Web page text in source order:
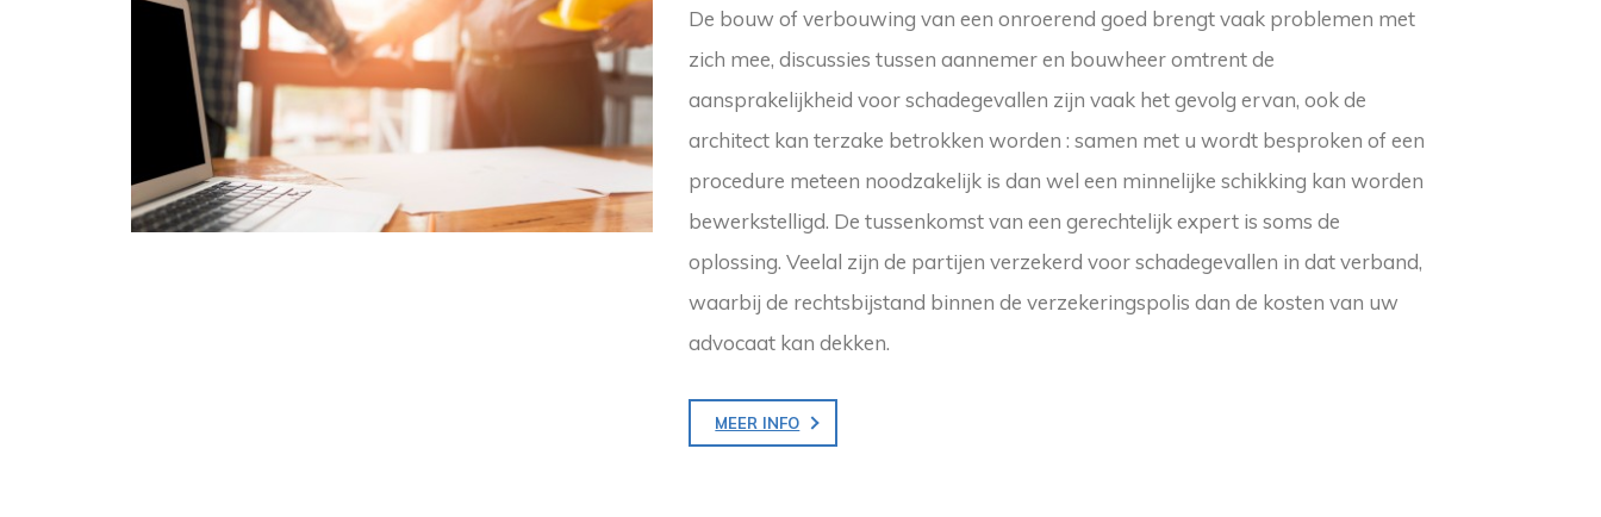
De bouw of verbouwing van een onroerend goed brengt vaak problemen met
zich mee, discussies tussen aannemer en bouwheer omtrent de
aansprakelijkheid voor schadegevallen zijn vaak het gevolg ervan, ook de
architect kan terzake betrokken worden : samen met u wordt besproken of een
procedure meteen noodzakelijk is dan wel een minnelijke schikking kan worden
bewerkstelligd. De tussenkomst van een gerechtelijk expert is soms de
oplossing. Veelal zijn de partijen verzekerd voor schadegevallen in dat verband,
waarbij de rechtsbijstand binnen de verzekeringspolis dan de kosten van uw
advocaat kan dekken.
MEER INFO